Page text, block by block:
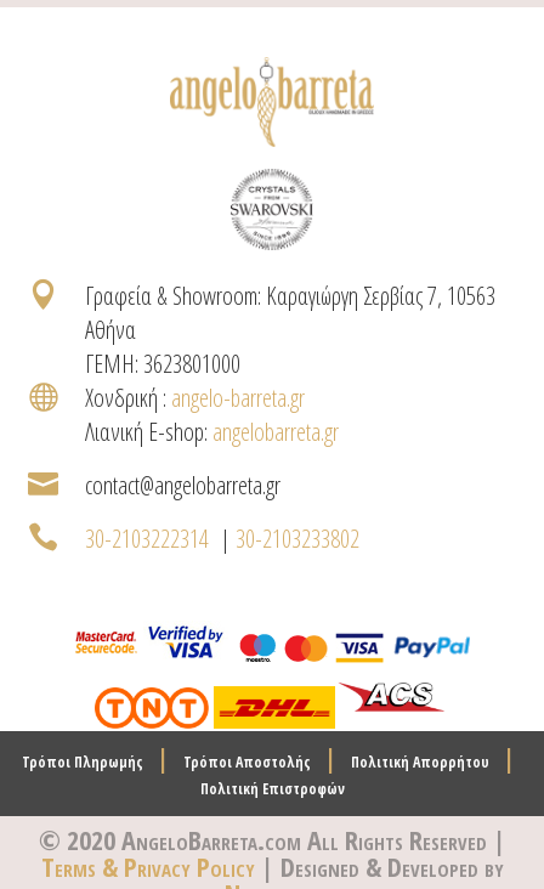

Γραφεία & Showroom: Καραγιώργη Σερβίας 7, 10563
Αθήνα
ΓΕΜΗ: 3623801000
 Χονδρική : angelo-barreta.gr
Λιανική E-shop: angelobarreta.gr
 contact@angelobarreta.gr
 30-2103222314| 30-2103233802
Τρόποι Πληρωμής | Τρόποι Αποστολής | Πολιτική Απορρήτου |
Πολιτική Επιστροφών
© 2020 AngeloBarreta.com All Rights Reserved |
Terms & Privacy Policy | Designed & Developed by